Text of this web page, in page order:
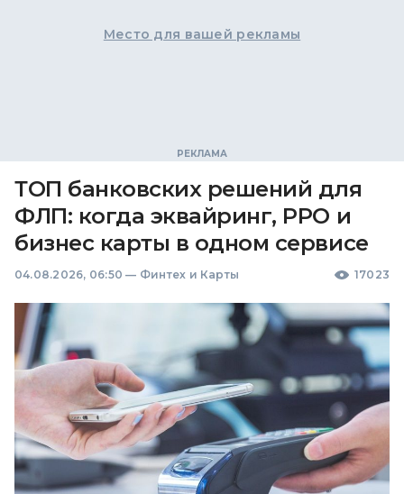
Место для вашей рекламы
ТОП банковских решений для
ФЛП: когда эквайринг, РРО и
бизнес карты в одном сервисе
04.08.2026, 06:50 — Финтех и Карты 17023